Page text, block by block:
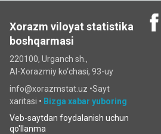
Xorazm viloyat statistika
boshqarmasi
220100, Urganch sh.,
Al-Xorazmiy ko‘chаsi, 93-uy
info@xorazmstat.uz •Sayt
xaritasi • Bizga xabar yuboring
Veb-saytdan foydalanish uchun
qo'llanma